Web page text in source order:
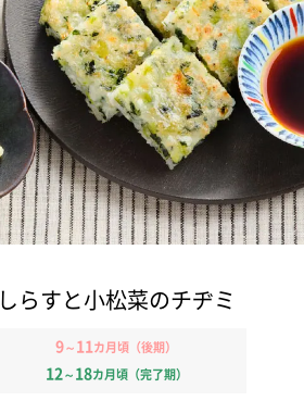
しらすと小松菜のチヂミ
9～ 11 カ月頃（後期）
12 ～ 18カ月頃（完了期）